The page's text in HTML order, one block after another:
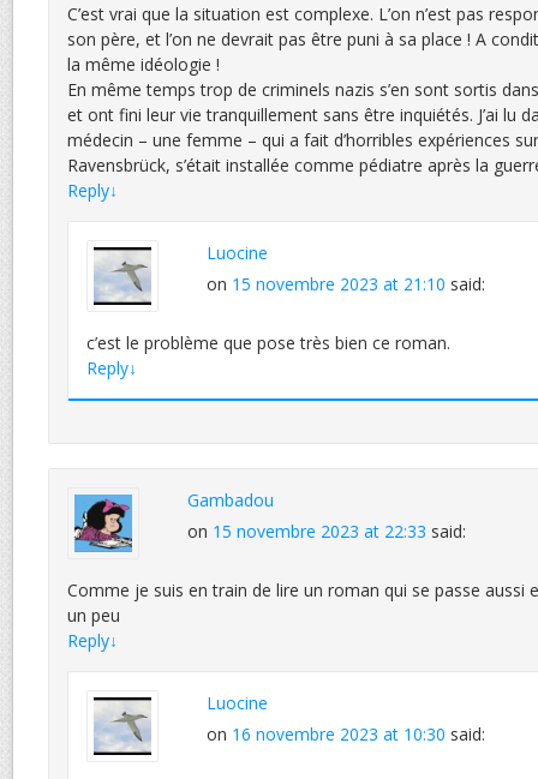
C’est vrai que la situation est complexe. L’on n’est pas
son père, et l’on ne devrait pas être puni à sa place ! A
la même idéologie !
En même temps trop de criminels nazis s’en sont sortis dans
et ont fini leur vie tranquillement sans être inquiétés. J’ai lu
médecin – une femme – qui a fait d’horribles expériences
Ravensbrück, s’était installée comme pédiatre après la
Reply↓
Luocine
on 15 novembre 2023 at 21:10 said:
c’est le problème que pose très bien ce roman.
Reply↓
Gambadou
on 15 novembre 2023 at 22:33 said:
Comme je suis en train de lire un roman qui se passe aussi
un peu
Reply↓
Luocine
on 16 novembre 2023 at 10:30 said: